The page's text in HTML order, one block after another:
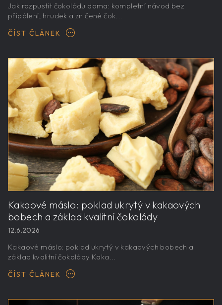
Jak rozpustit čokoládu doma: kompletní návod bez
připálení, hrudek a zničené čok...
ČÍST ČLÁNEK
Kakaové máslo: poklad ukrytý v kakaových
bobech a základ kvalitní čokolády
12.6.2026
Kakaové máslo: poklad ukrytý v kakaových bobech a
základ kvalitní čokolády Kaka...
ČÍST ČLÁNEK